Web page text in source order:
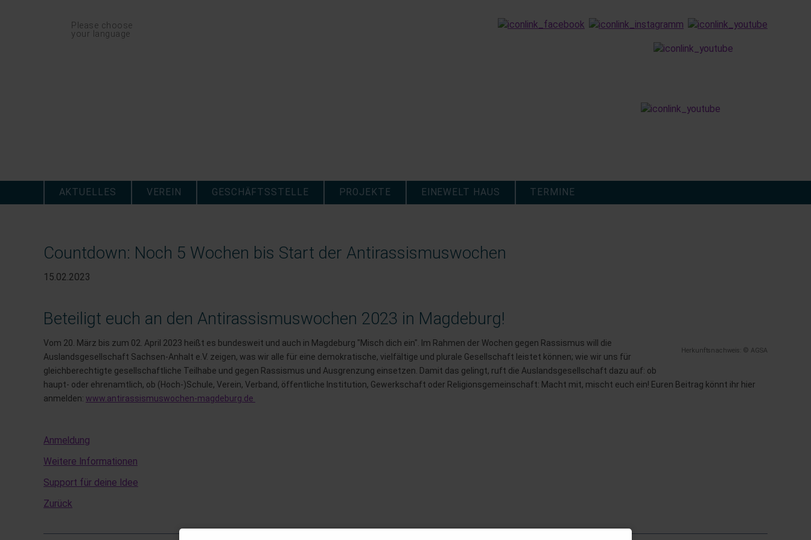
Navigation
überspringenPlease choose
your language
überspringen
AKTUELLES VEREIN GESCHÄFTSSTELLE PROJEKTE EINEWELT HAUS TERMINE
Countdown: Noch 5 Wochen bis Start der Antirassismuswochen
15.02.2023
Beteiligt euch an den Antirassismuswochen 2023 in Magdeburg!
Herkunftsnachweis: © AGSA
Vom 20. März bis zum 02. April 2023 heißt es bundesweit und auch in Magdeburg "Misch dich ein". Im Rahmen der Wochen gegen Rassismus will die
Auslandsgesellschaft Sachsen-Anhalt e.V. zeigen, was wir alle für eine demokratische, vielfältige und plurale Gesellschaft leistet können; wie wir uns für
gleichberechtigte gesellschaftliche Teilhabe und gegen Rassismus und Ausgrenzung einsetzen. Damit das gelingt, ruft die Auslandsgesellschaft dazu auf: ob
haupt- oder ehrenamtlich, ob (Hoch-)Schule, Verein, Verband, öffentliche Institution, Gewerkschaft oder Religionsgemeinschaft: Macht mit, mischt euch ein! Euren Beitrag könnt ihr hier
anmelden: www.antirassismuswochen-magdeburg.de
Anmeldung
Weitere Informationen
Support für deine Idee
Zurück